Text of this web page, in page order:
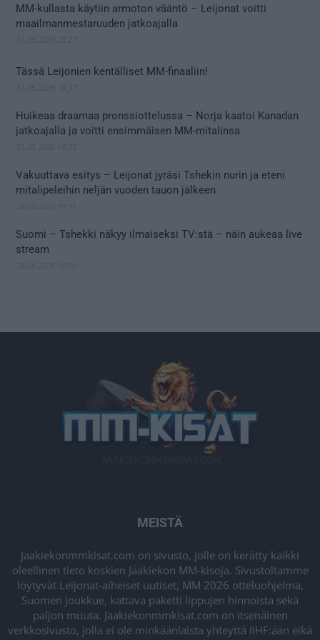
MM-kullasta käytiin armoton vääntö – Leijonat voitti
maailmanmestaruuden jatkoajalla
Tässä Leijonien kentälliset MM-finaaliin!
Huikeaa draamaa pronssiottelussa – Norja kaatoi Kanadan
jatkoajalla ja voitti ensimmäisen MM-mitalinsa
Vakuuttava esitys – Leijonat jyräsi Tshekin nurin ja eteni
mitalipeleihin neljän vuoden tauon jälkeen
Suomi – Tshekki näkyy ilmaiseksi TV:stä – näin aukeaa live
stream
MEISTÄ
Jaakiekonmmkisat.com on sivusto, jolle on kerätty kaikki
oleellinen tieto koskien Jääkiekon MM-kisoja. Sivustoltamme
löytyvät Leijonat-aiheiset uutiset, MM 2026 otteluohjelma,
Suomen joukkue, kattava paketti lippujen hinnoista sekä
paljon muuta. Jaakiekonmmkisat.com on itsenäinen
verkkosivusto, jolla ei ole minkäänlaista yhteyttä IIHF:ään eikä